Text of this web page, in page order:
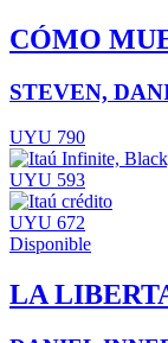
CÓMO
STEVEN,
UYU 790
UYU 593
UYU 672
Disponible
LA